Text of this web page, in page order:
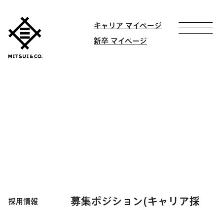
キャリア マイページ
新卒 マイページ
採用情報
募集ポジション(キャリア採